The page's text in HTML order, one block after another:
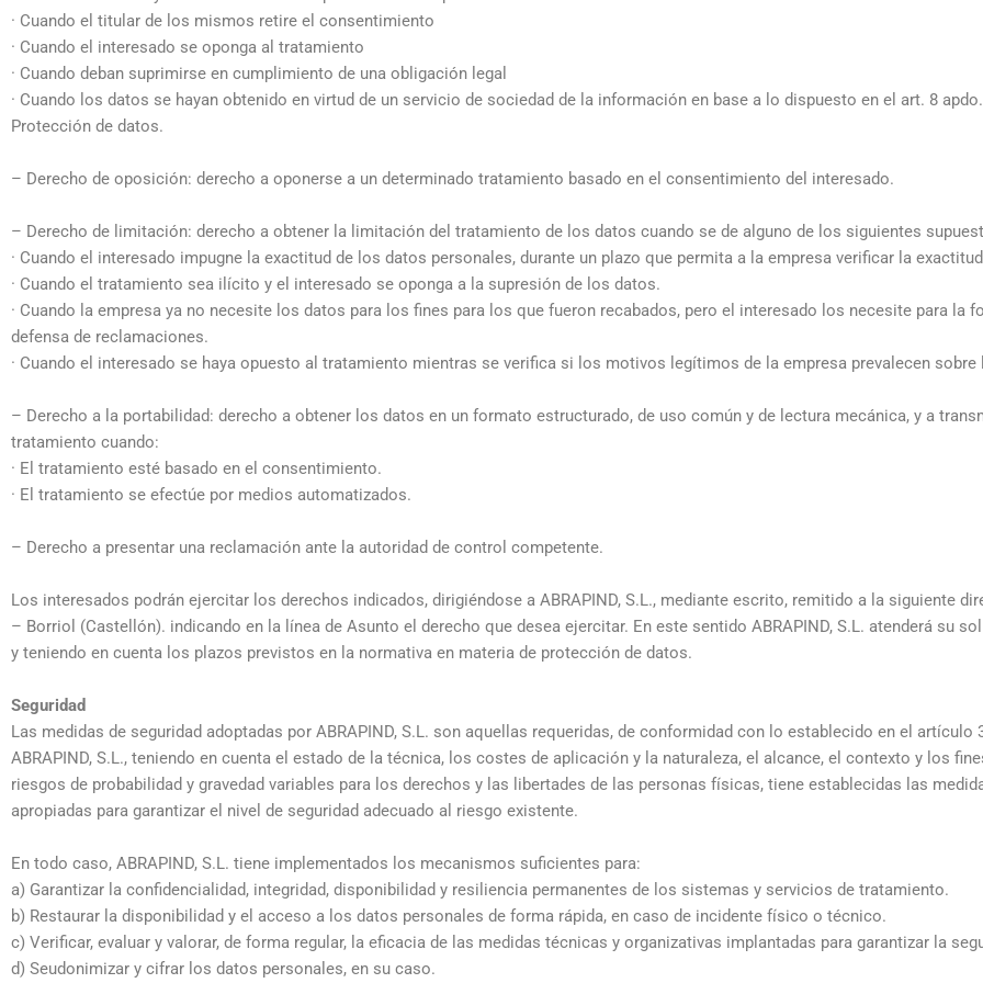
· Cuando el titular de los mismos retire el consentimiento
· Cuando el interesado se oponga al tratamiento
· Cuando deban suprimirse en cumplimiento de una obligación legal
· Cuando los datos se hayan obtenido en virtud de un servicio de sociedad de la información en base a lo dispuesto en el art. 8
Protección de datos.
– Derecho de oposición: derecho a oponerse a un determinado tratamiento basado en el consentimiento del interesado.
– Derecho de limitación: derecho a obtener la limitación del tratamiento de los datos cuando se de alguno de los siguientes
· Cuando el interesado impugne la exactitud de los datos personales, durante un plazo que permita a la empresa verificar la
· Cuando el tratamiento sea ilícito y el interesado se oponga a la supresión de los datos.
· Cuando la empresa ya no necesite los datos para los fines para los que fueron recabados, pero el interesado los necesite para la
defensa de reclamaciones.
· Cuando el interesado se haya opuesto al tratamiento mientras se verifica si los motivos legítimos de la empresa prevalecen
– Derecho a la portabilidad: derecho a obtener los datos en un formato estructurado, de uso común y de lectura mecánica, y a
tratamiento cuando:
· El tratamiento esté basado en el consentimiento.
· El tratamiento se efectúe por medios automatizados.
– Derecho a presentar una reclamación ante la autoridad de control competente.
Los interesados podrán ejercitar los derechos indicados, dirigiéndose a ABRAPIND, S.L., mediante escrito, remitido a la siguiente
– Borriol (Castellón). indicando en la línea de Asunto el derecho que desea ejercitar. En este sentido ABRAPIND, S.L. atenderá su
y teniendo en cuenta los plazos previstos en la normativa en materia de protección de datos.
Seguridad
Las medidas de seguridad adoptadas por ABRAPIND, S.L. son aquellas requeridas, de conformidad con lo establecido en el artículo
ABRAPIND, S.L., teniendo en cuenta el estado de la técnica, los costes de aplicación y la naturaleza, el alcance, el contexto y los
riesgos de probabilidad y gravedad variables para los derechos y las libertades de las personas físicas, tiene establecidas las
apropiadas para garantizar el nivel de seguridad adecuado al riesgo existente.
En todo caso, ABRAPIND, S.L. tiene implementados los mecanismos suficientes para:
a) Garantizar la confidencialidad, integridad, disponibilidad y resiliencia permanentes de los sistemas y servicios de tratamiento.
b) Restaurar la disponibilidad y el acceso a los datos personales de forma rápida, en caso de incidente físico o técnico.
c) Verificar, evaluar y valorar, de forma regular, la eficacia de las medidas técnicas y organizativas implantadas para garantizar la
d) Seudonimizar y cifrar los datos personales, en su caso.